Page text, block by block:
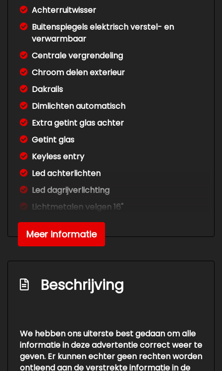
Achterruitwisser
Buitenspiegels elektrisch verstel- en
verwarmbaar
Centrale vergrendeling
Chroom delen exterieur
Dakrails
Dimlichten automatisch
Extra getint glas achter
Getint glas
Keyless entry
Led achterlichten
Led dagrijverlichting
Lichtmetalen velgen 16"
Mistlampen voor
Parkeersensor achter
Interieur
Airco
Airco automatisch
Armsteun voor
Meer informatie
Beschrijving
We hebben ons uiterste best gedaan om alle
informatie in deze advertentie correct weer te
geven. Er kunnen echter geen rechten worden
ontleend aan de verstrekte informatie in de